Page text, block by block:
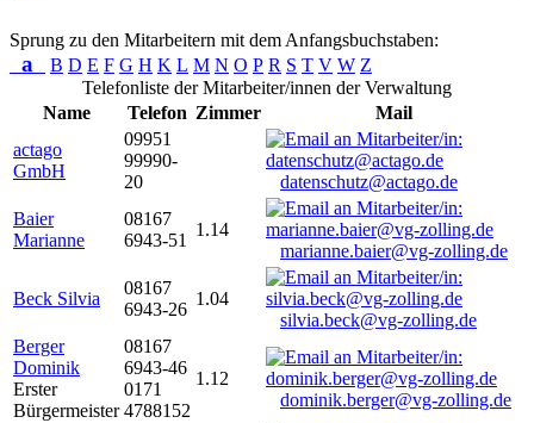
Sprung zu den Mitarbeitern mit dem Anfangsbuchstaben:
a B D E F G H K L M N O P R S T V W Z
Telefonliste der Mitarbeiter/innen der Verwaltung
Name
Telefon Zimmer
Mail
actago
GmbH
09951
99990-
20
datenschutz@actago.de
Baier
Marianne
08167
6943-51
1.14
marianne.baier@vg-zolling.de
Beck Silvia
08167
6943-26
1.04
silvia.beck@vg-zolling.de
Berger
Dominik
Erster
Bürgermeister
08167
6943-46
0171
4788152
1.12
dominik.berger@vg-zolling.de